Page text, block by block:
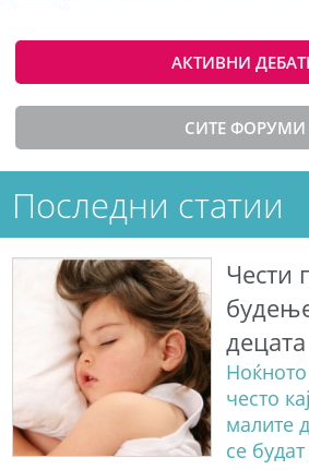
АКТИВНИ
СИТЕ ФОРУМИ
Последни статии
Чести
децата
често
малите
се